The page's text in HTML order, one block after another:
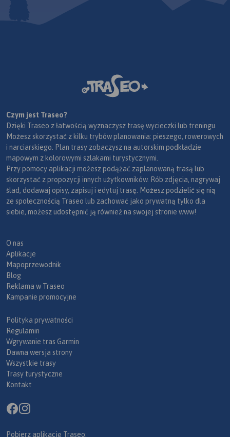
Czym jest Traseo?
Dzięki Traseo z łatwością wyznaczysz trasę wycieczki lub treningu.
Możesz skorzystać z kilku trybów planowania: pieszego, rowerowych
i narciarskiego. Plan trasy zobaczysz na autorskim podkładzie
mapowym z kolorowymi szlakami turystycznymi.
Przy pomocy aplikacji możesz podążać zaplanowaną trasą lub
skorzystać z propozycji innych użytkowników. Rób zdjęcia, nagrywaj
ślad, dodawaj opisy, zapisuj i edytuj trasę. Możesz podzielić się nią
ze społecznością Traseo lub zachować jako prywatną tylko dla
siebie, możesz udostępnić ją również na swojej stronie www!
O nas
Aplikacje
Mapoprzewodnik
Blog
Reklama w Traseo
Kampanie promocyjne
Polityka prywatności
Regulamin
Wgrywanie tras Garmin
Dawna wersja strony
Wszystkie trasy
Trasy turystyczne
Kontakt
Pobierz aplikację Traseo: